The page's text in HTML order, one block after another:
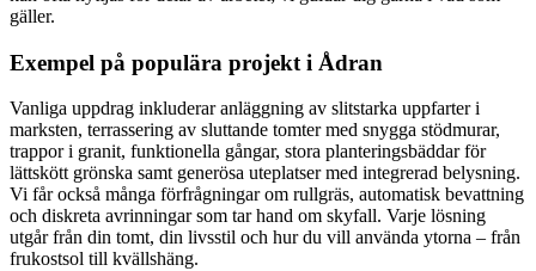
gäller.
Exempel på populära projekt i Ådran
Vanliga uppdrag inkluderar anläggning av slitstarka uppfarter i
marksten, terrassering av sluttande tomter med snygga stödmurar,
trappor i granit, funktionella gångar, stora planteringsbäddar för
lättskött grönska samt generösa uteplatser med integrerad belysning.
Vi får också många förfrågningar om rullgräs, automatisk bevattning
och diskreta avrinningar som tar hand om skyfall. Varje lösning
utgår från din tomt, din livsstil och hur du vill använda ytorna – från
frukostsol till kvällshäng.